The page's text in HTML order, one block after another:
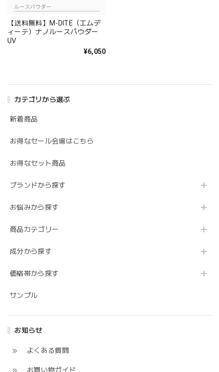
カテゴリから選ぶ
新着商品
お得なセール会場はこちら
お得なセット商品
ブランドから探す
お悩みから探す
商品カテゴリー
成分から探す
価格帯から探す
サンプル
お知らせ
よくある質問
お買い物ガイド
【送料無料】M-DITE（エムデ
ィーテ）ナノルースパウダー
UV
¥6,050